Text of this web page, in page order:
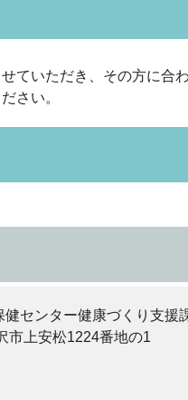
ていただき、その方に合
さい。
センター健康づくり支援
上安松1224番地の1